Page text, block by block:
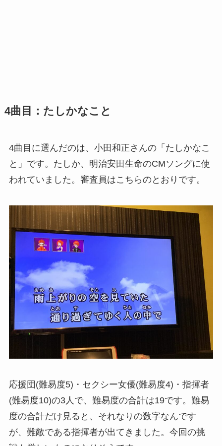
4曲目：たしかなこと
4曲目に選んだのは、小田和正さんの「たしかなこ
と」です。たしか、明治安田生命のCMソングに使
われていました。審査員はこちらのとおりです。
応援団(難易度5)・セクシー女優(難易度4)・指揮者
(難易度10)の3人で、難易度の合計は19です。難易
度の合計だけ見ると、それなりの数字なんです
が、難敵である指揮者が出てきました。今回の挑